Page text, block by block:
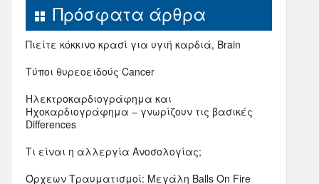
Πρόσφατα άρθρα
Πιείτε κόκκινο κρασί για υγιή καρδιά, Brain
Τύποι θυρεοειδούς Cancer
Ηλεκτροκαρδιογράφημα και
Ηχοκαρδιογράφημα – γνωρίζουν τις βασικές
Differences
Τι είναι η αλλεργία Ανοσολογίας;
Όρχεων Τραυματισμοί: Μεγάλη Balls On Fire